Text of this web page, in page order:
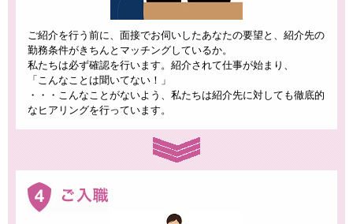
ご紹介を行う前に、面接でお伺いしたあなたの要望と、紹介先の
勤務条件がきちんとマッチングしているか。
私たちは必ず確認を行います。紹介されて仕事が始まり、
「こんなことは聞いてない！」
・・・こんなことがないよう、私たちは紹介先に対しても徹底的
なヒアリングを行っています。